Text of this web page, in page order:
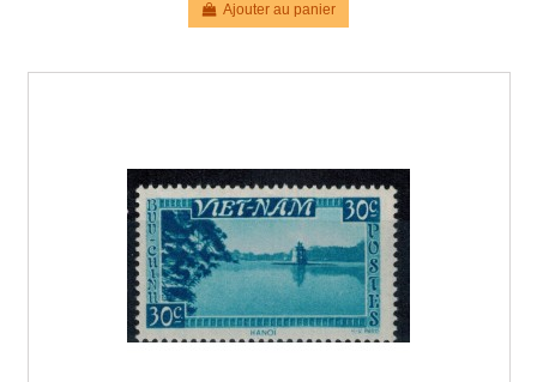
Ajouter au panier